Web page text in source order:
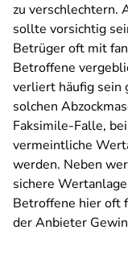
zu verschlechtern.
sollte vorsichtig
Betrüger oft mit
Betroffene
verliert häufig sein
solchen
Faksimile-Falle,
vermeintliche
werden. Neben
sichere
Betroffene hier oft
der Anbieter